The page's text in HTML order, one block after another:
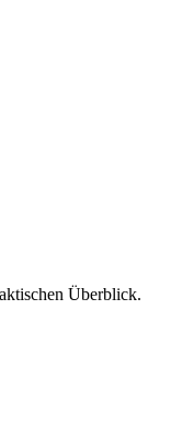
Überblick.